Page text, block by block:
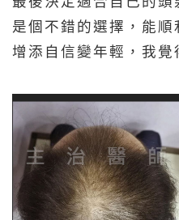
是個不錯的選擇，能
增添自信變年輕，我覺